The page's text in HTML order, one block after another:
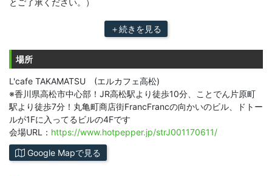
場所
L'cafe TAKAMATSU (エルカフェ高松)
※香川県高松市中心部！JR高松駅より徒歩10分、ことでん片原町
駅より徒歩7分！丸亀町商店街FrancFrancの向かいのビル、ドトー
ルが1Fに入ってるビルの4Fです
会場URL： https://www.hotpepper.jp/strJ001170611/
Google Mapで見る
＋続きを見る